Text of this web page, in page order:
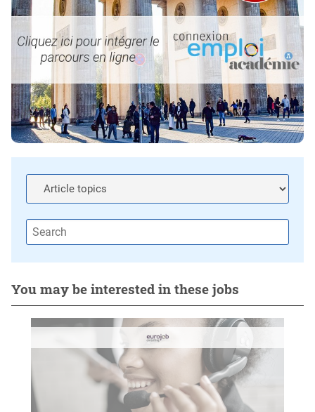
You may be interested in these jobs